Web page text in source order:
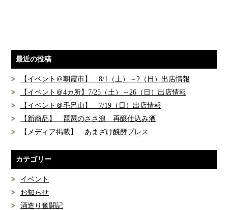
最近の投稿
【イベント＠朝霞市】 8/1（土）～2（日）出店情報
【イベント＠4カ所】7/25（土）～26（日）出店情報
【イベント＠毛呂山】 7/19（日）出店情報
【新商品】 琵琶のささ浪 再醸仕込み酒
【メディア掲載】 あまざけ醗酵プレス
カテゴリー
イベント
お知らせ
酒造り奮闘記